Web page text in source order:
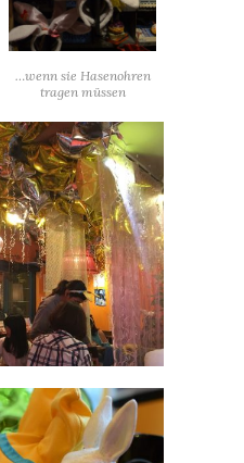
…wenn sie Hasenohren
tragen müssen